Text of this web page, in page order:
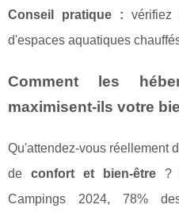
Conseil pratique :
d'espaces aquatiques
Comment les
maximisent-ils votre
Qu'attendez-vous réellement
de confort et bien-être?
Campings 2024, 78%